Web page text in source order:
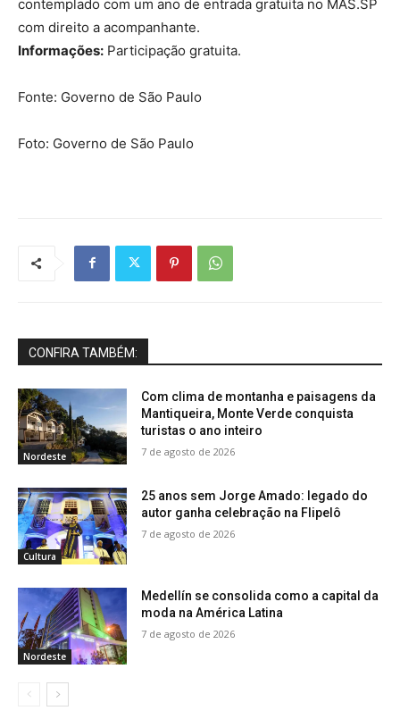
contemplado com um ano de entrada gratuita no MAS.SP
com direito a acompanhante.
Informações: Participação gratuita.
Fonte: Governo de São Paulo
Foto: Governo de São Paulo
CONFIRA TAMBÉM:
Nordeste
Com clima de montanha e paisagens da
Mantiqueira, Monte Verde conquista
turistas o ano inteiro
7 de agosto de 2026
Cultura
25 anos sem Jorge Amado: legado do
autor ganha celebração na Flipelô
7 de agosto de 2026
Nordeste
Medellín se consolida como a capital da
moda na América Latina
7 de agosto de 2026